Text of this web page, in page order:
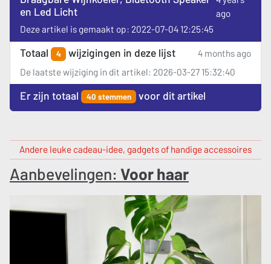
en Led Licht
ago
Deze artikel is gemaakt op: 2022-07-04 12:25:45
Totaal 4 wijzigingen in deze lijst
4 months ago
De laatste wijziging in dit artikel: 2026-03-27 15:32:40
Er zijn totaal 40 stemmen voor dit artikel
Andere leuke cadeau-idee, gadgets of handige accessoires
Aanbevelingen: Voor haar